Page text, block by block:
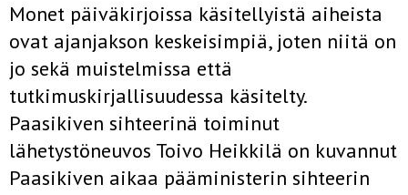
Monet päiväkirjoissa käsitellyistä aiheista
ovat ajanjakson keskeisimpiä, joten niitä on
jo sekä muistelmissa että
tutkimuskirjallisuudessa käsitelty.
Paasikiven sihteerinä toiminut
lähetystöneuvos Toivo Heikkilä on kuvannut
Paasikiven aikaa pääministerin sihteerin